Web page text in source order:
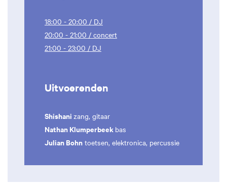
18:00 - 20:00 / DJ
20:00 - 21:00 / concert
21:00 - 23:00 / DJ
Uitvoerenden
Shishani zang, gitaar
Nathan Klumperbeek bas
Julian Bohn toetsen, elektronica, percussie